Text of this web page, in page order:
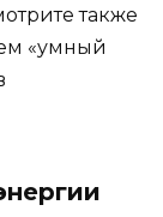
также
«умный